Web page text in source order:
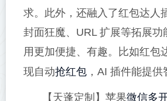
求。此外，还融入了红包达人
封面狂魔、URL 扩展等拓展功
用更加便捷、有趣。比如红包
现自动抢红包 ，AI 插件能提
【天蓬定制】苹果微信多